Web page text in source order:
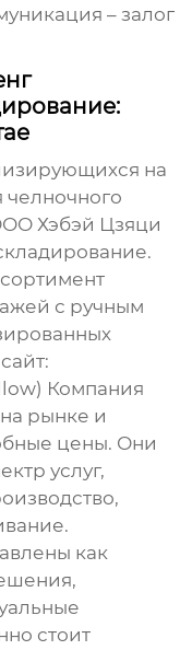
– залог
на
челночного
Хэбэй Цзяци
с ручным
Компания
рынке и
цены. Они
услуг,
как
стоит